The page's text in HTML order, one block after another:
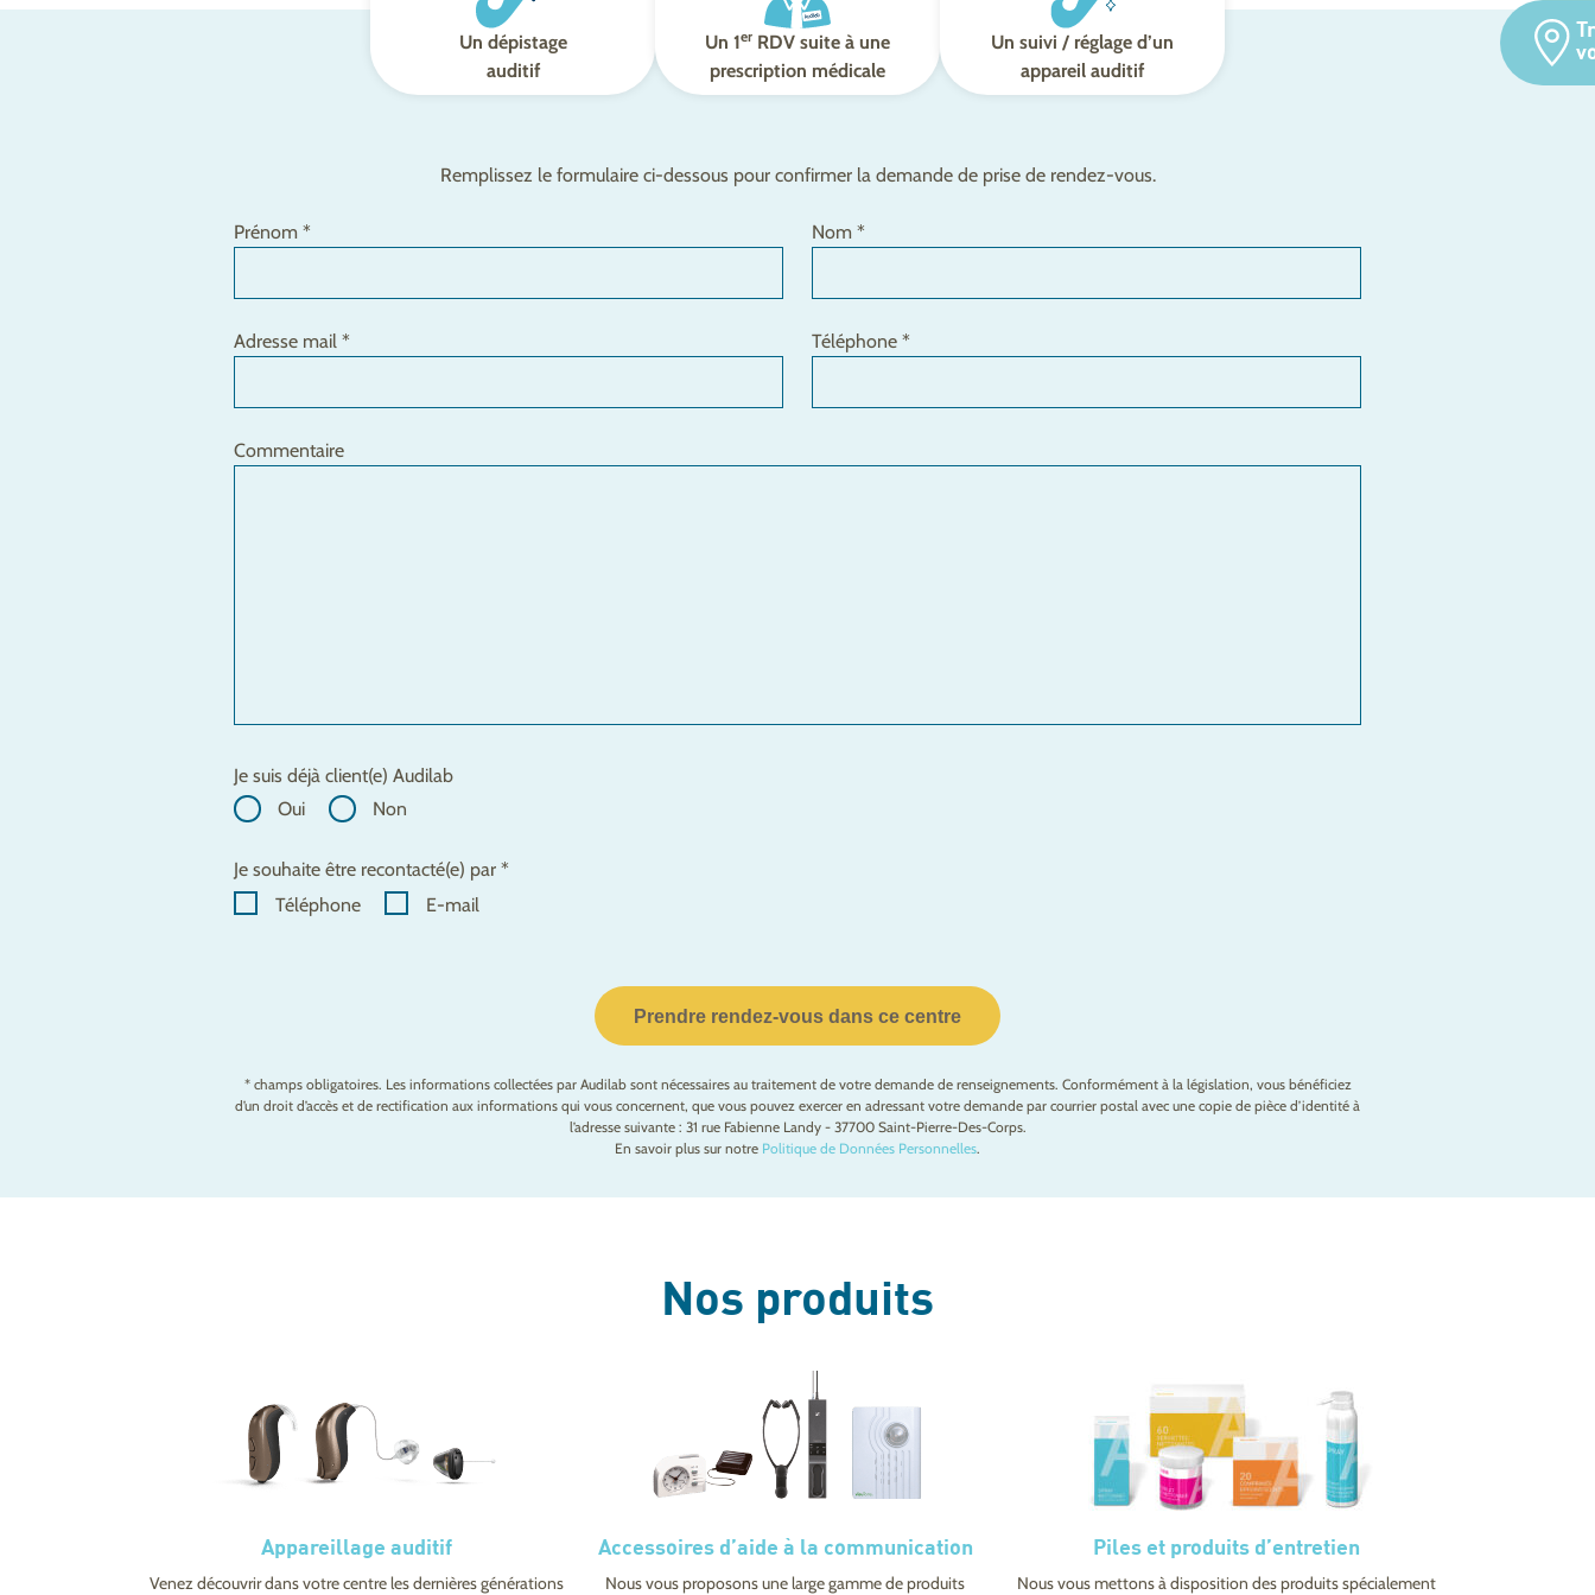
Un dépistage
auditif
Un 1er RDV suite à une
prescription médicale
Un suivi / réglage d’un
appareil auditif
Remplissez le formulaire ci-dessous pour confirmer la demande de prise de rendez-vous.
Prénom * Nom *
Adresse mail * Téléphone *
Commentaire
Je suis déjà client(e) Audilab
Oui
Non
Je souhaite être recontacté(e) par *
Téléphone
E-mail
Prendre rendez-vous dans ce centre
* champs obligatoires. Les informations collectées par Audilab sont nécessaires au traitement de votre demande de renseignements. Conformément à la législation, vous bénéficiez
d’un droit d’accès et de rectification aux informations qui vous concernent, que vous pouvez exercer en adressant votre demande par courrier postal avec une copie de pièce d’identité à
l’adresse suivante : 31 rue Fabienne Landy - 37700 Saint-Pierre-Des-Corps.
En savoir plus sur notre Politique de Données Personnelles.
Nos produits
Appareillage auditif
Venez découvrir dans votre centre les dernières générations
Accessoires d’aide à la communication
Nous vous proposons une large gamme de produits
Piles et produits d’entretien
Nous vous mettons à disposition des produits spécialement